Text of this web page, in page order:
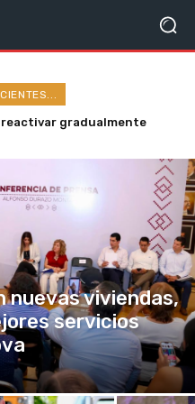
de la sierra de
nuevas viviendas,
servicios